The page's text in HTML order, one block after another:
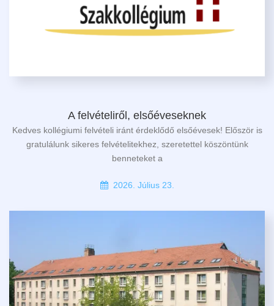
A felvételiről, elsőéveseknek
Kedves kollégiumi felvételi iránt érdeklődő elsőévesek! Először is
gratulálunk sikeres felvételitekhez, szeretettel köszöntünk
benneteket a
2026. Július 23.